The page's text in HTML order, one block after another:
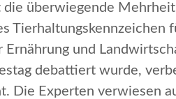
überwiegende
Tierhaltungskennzeichen
Ernährung und
debattiert wurde,
Die Experten verwiesen